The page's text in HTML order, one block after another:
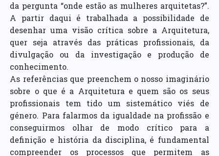
da pergunta “onde estão as mulheres arquitetas?”.
A partir daqui é trabalhada a possibilidade de
desenhar uma visão crítica sobre a Arquitetura,
quer seja através das práticas profissionais, da
divulgação ou da investigação e produção de
conhecimento.
As referências que preenchem o nosso imaginário
sobre o que é a Arquitetura e quem são os seus
profissionais tem tido um sistemático viés de
género. Para falarmos da igualdade na profissão e
conseguirmos olhar de modo crítico para a
definição e história da disciplina, é fundamental
compreender os processos que permitem as